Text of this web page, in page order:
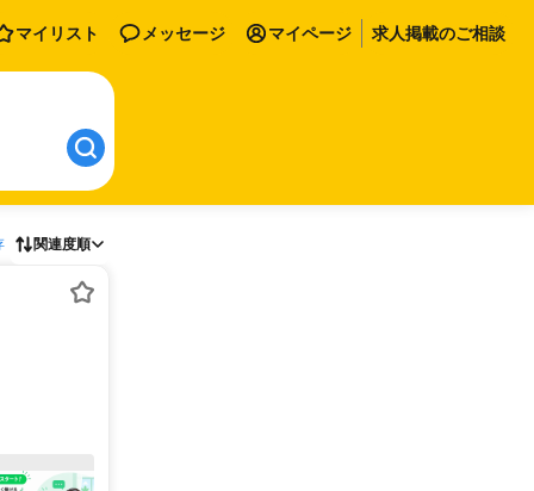
マイリスト メッセージ マイページ 求人掲載のご相談
関連度順